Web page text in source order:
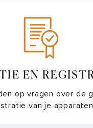
EN
op vragen over de
van je